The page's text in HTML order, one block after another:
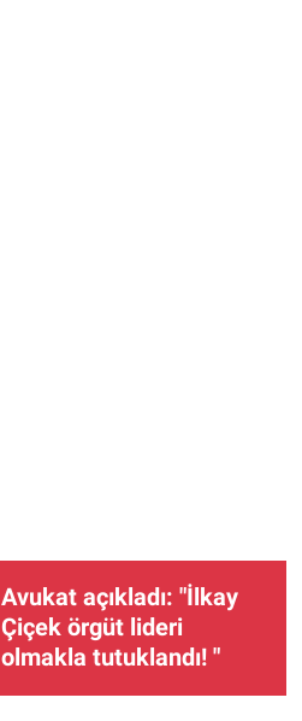
Avukat açıkladı: "İlkay
Çiçek örgüt lideri
olmakla tutuklandı! "